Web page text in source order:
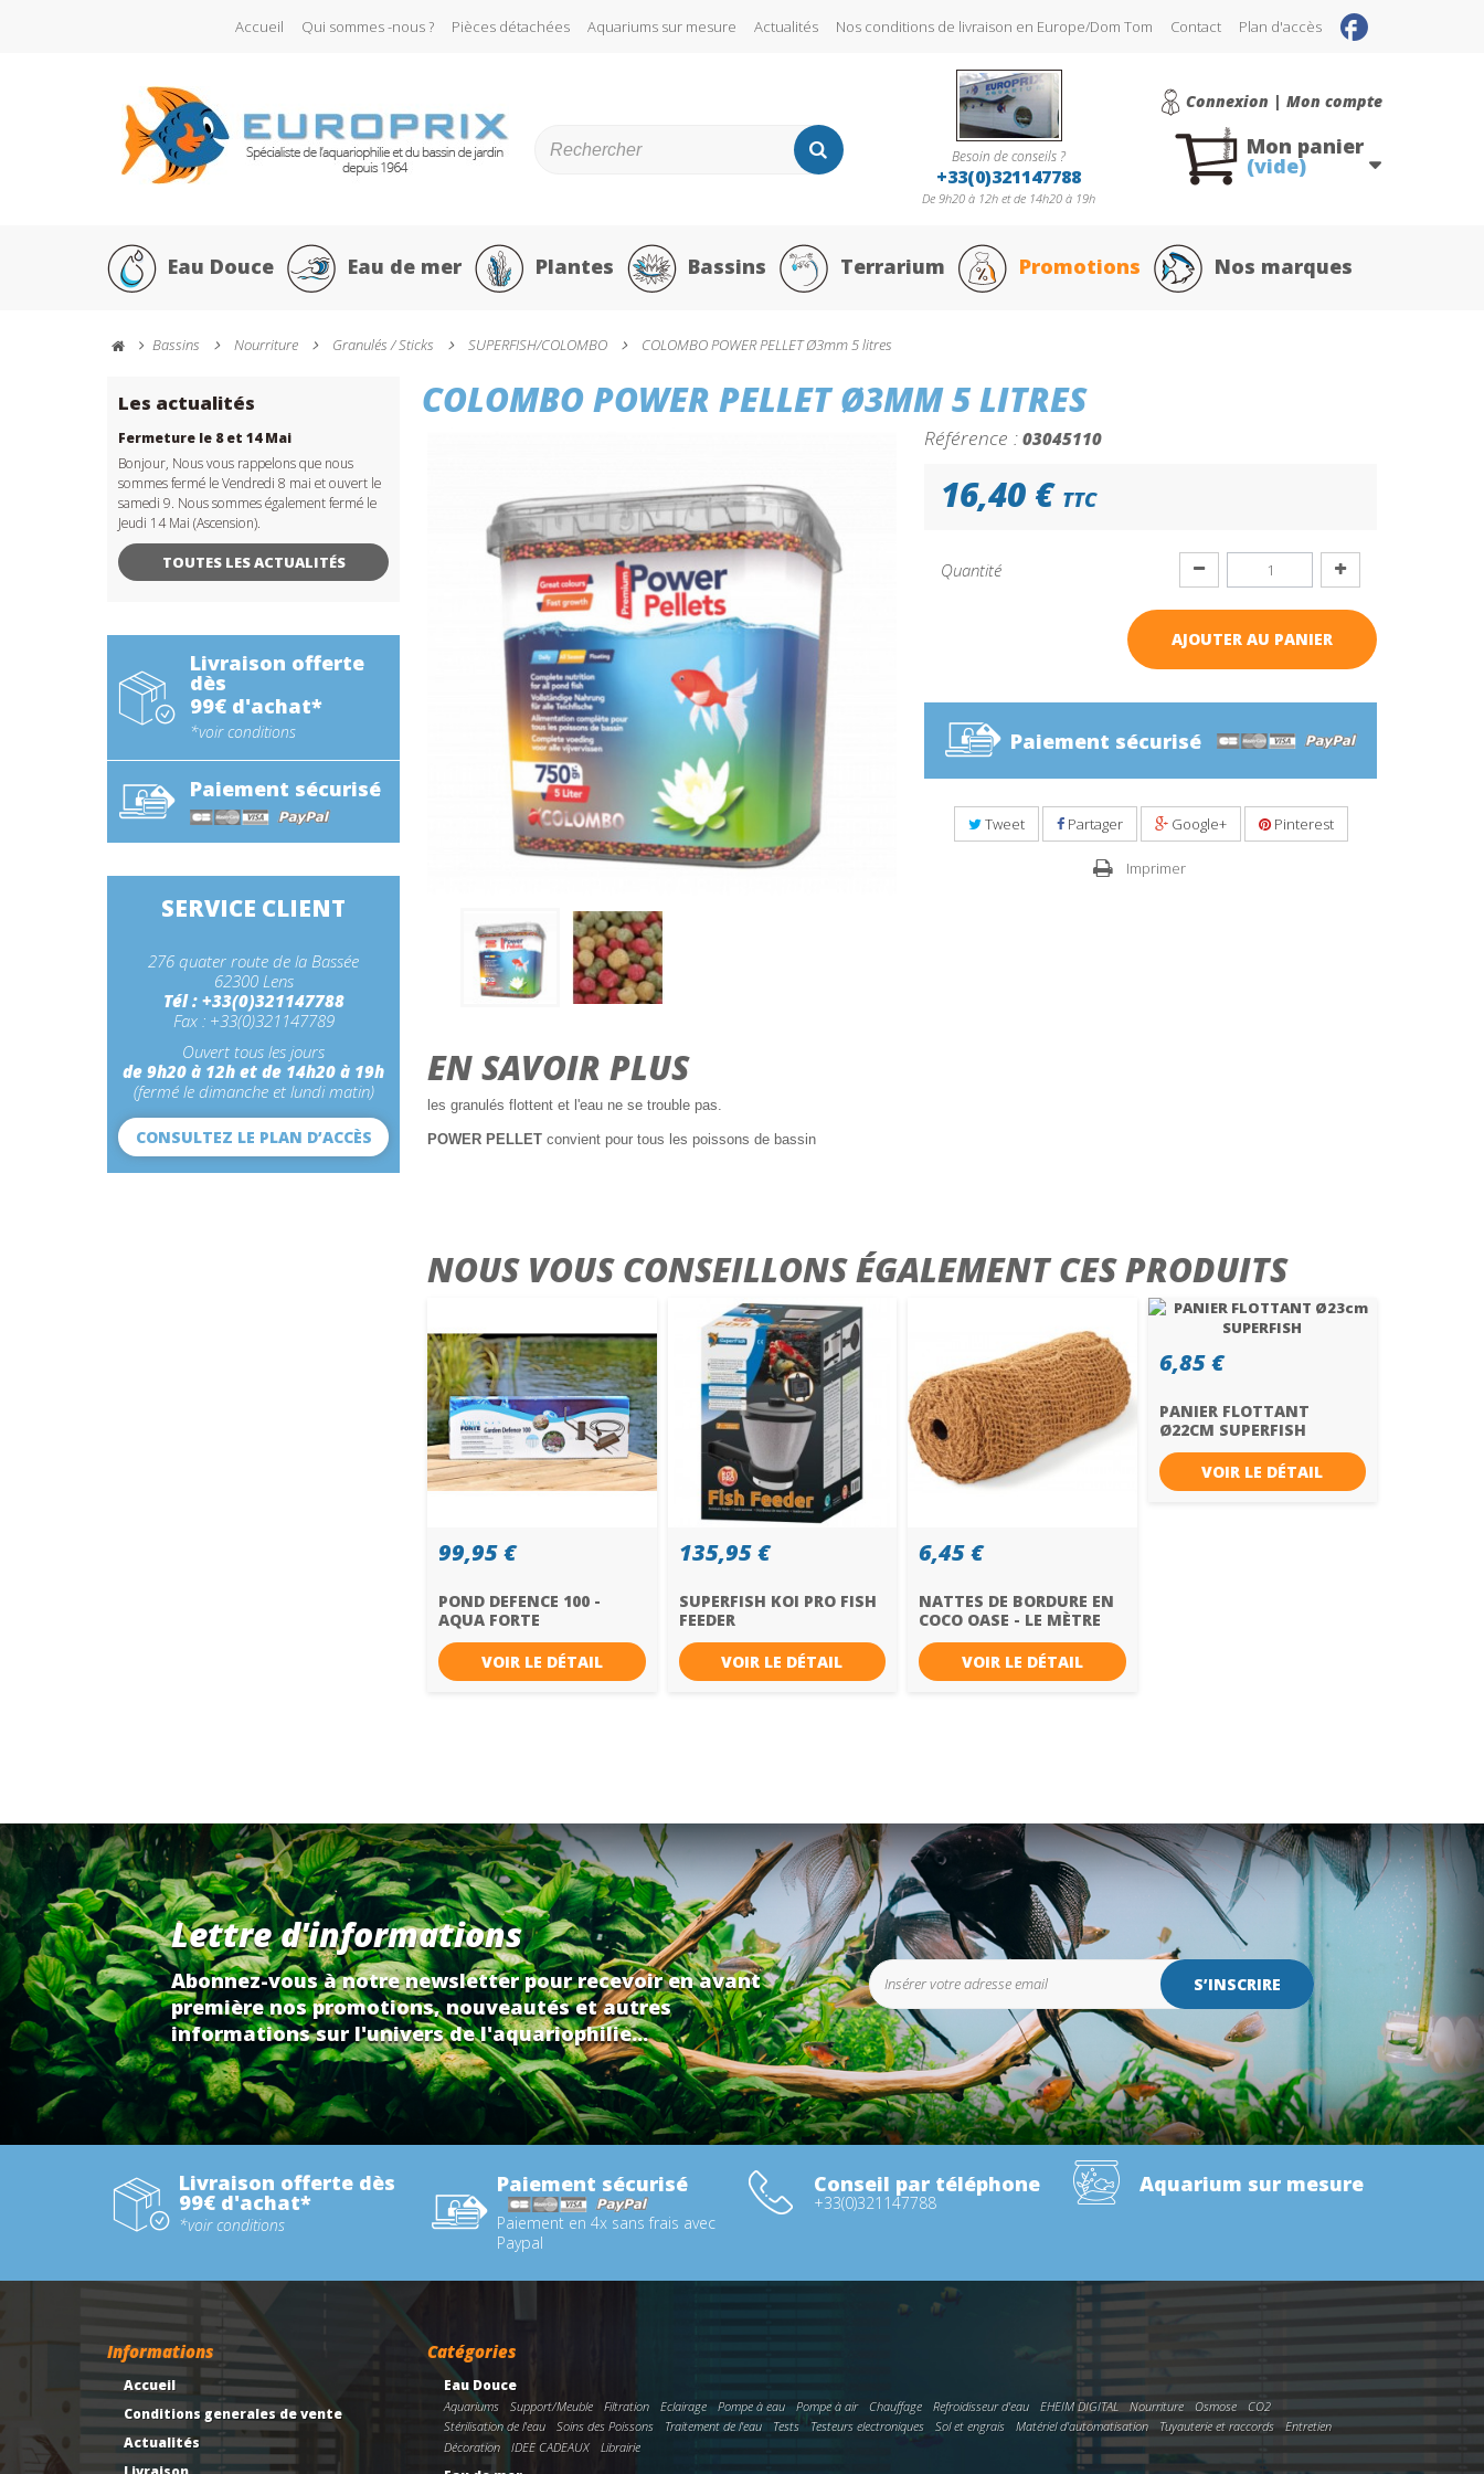
Accueil Qui sommes -nous ? Pièces détachées Aquariums sur mesure Actualités Nos conditions de livraison en Europe/Dom Tom Contact Plan d'accès
Connexion | Mon compte
Besoin de conseils ?
+33(0)321147788
De 9h20 à 12h et de 14h20 à 19h
Mon panier
(vide)
Eau Douce Eau de mer Plantes Bassins Terrarium Promotions Nos marques
Bassins Nourriture Granulés / Sticks SUPERFISH/COLOMBO COLOMBO POWER PELLET Ø3mm 5 litres
COLOMBO POWER PELLET Ø3MM 5 LITRES
Référence : 03045110
16,40 € TTC
Quantité
AJOUTER AU PANIER
Paiement sécurisé
Tweet Partager Google+ Pinterest
Imprimer
EN SAVOIR PLUS
les granulés flottent et l'eau ne se trouble pas.
POWER PELLET convient pour tous les poissons de bassin
NOUS VOUS CONSEILLONS ÉGALEMENT CES PRODUITS
99,95 €
POND DEFENCE 100 -
AQUA FORTE
VOIR LE DÉTAIL
135,95 €
SUPERFISH KOI PRO FISH
FEEDER
VOIR LE DÉTAIL
6,45 €
NATTES DE BORDURE EN
COCO OASE - LE MÈTRE
VOIR LE DÉTAIL
6,85 €
PANIER FLOTTANT
Ø22CM SUPERFISH
VOIR LE DÉTAIL
Les actualités
Fermeture le 8 et 14 Mai
Bonjour, Nous vous rappelons que nous
sommes fermé le Vendredi 8 mai et ouvert le
samedi 9. Nous sommes également fermé le
Jeudi 14 Mai (Ascension).
TOUTES LES ACTUALITÉS
Livraison offerte
dès
99€ d'achat*
*voir conditions
Paiement sécurisé
SERVICE CLIENT
276 quater route de la Bassée
62300 Lens
Tél : +33(0)321147788
Fax : +33(0)321147789
Ouvert tous les jours
de 9h20 à 12h et de 14h20 à 19h
(fermé le dimanche et lundi matin)
CONSULTEZ LE PLAN D’ACCÈS
Lettre d'informations
Abonnez-vous à notre newsletter pour recevoir en avant
première nos promotions, nouveautés et autres
informations sur l'univers de l'aquariophilie...
S’INSCRIRE
Livraison offerte dès
99€ d'achat*
*voir conditions
Paiement sécurisé
Paiement en 4x sans frais avec
Paypal
Conseil par téléphone
+33(0)321147788
Aquarium sur mesure
Informations
Accueil
Conditions generales de vente
Actualités
Catégories
Eau Douce
Aquariums Support/Meuble Filtration Eclairage Pompe à eau Pompe à air Chauffage Refroidisseur d'eau EHEIM DIGITAL Nourriture Osmose
CO2
Stérilisation de l'eau
Soins des Poissons Traitement de l'eau Tests Testeurs electroniques Sol et engrais Matériel d'automatisation Tuyauterie et raccords
Entretien
Décoration
IDEE CADEAUX Librairie